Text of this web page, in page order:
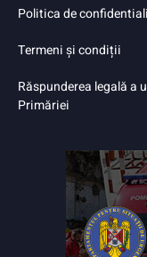
Politica de
Termeni și condiții
Răspunderea legală
Primăriei